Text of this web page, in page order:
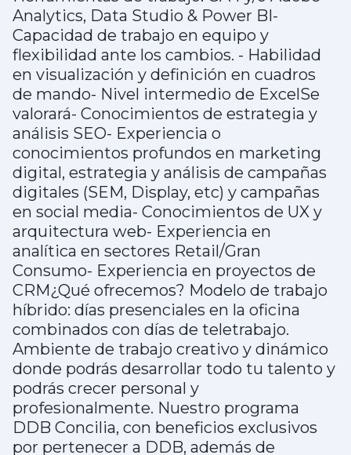
Analytics, Data Studio & Power BI-
Capacidad de trabajo en equipo y
flexibilidad ante los cambios. - Habilidad
en visualización y definición en cuadros
de mando- Nivel intermedio de ExcelSe
valorará- Conocimientos de estrategia y
análisis SEO- Experiencia o
conocimientos profundos en marketing
digital, estrategia y análisis de campañas
digitales (SEM, Display, etc) y campañas
en social media- Conocimientos de UX y
arquitectura web- Experiencia en
analítica en sectores Retail/Gran
Consumo- Experiencia en proyectos de
CRM¿Qué ofrecemos? Modelo de trabajo
híbrido: días presenciales en la oficina
combinados con días de teletrabajo.
Ambiente de trabajo creativo y dinámico
donde podrás desarrollar todo tu talento y
podrás crecer personal y
profesionalmente. Nuestro programa
DDB Concilia, con beneficios exclusivos
por pertenecer a DDB, además de